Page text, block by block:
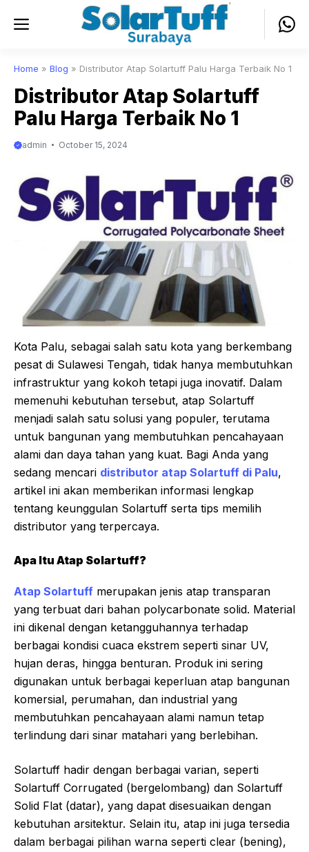
Menu
Home » Blog » Distributor Atap Solartuff Palu Harga Terbaik No 1
Distributor Atap Solartuff
Palu Harga Terbaik No 1
admin October 15, 2024
Kota Palu, sebagai salah satu kota yang berkembang
pesat di Sulawesi Tengah, tidak hanya membutuhkan
infrastruktur yang kokoh tetapi juga inovatif. Dalam
memenuhi kebutuhan tersebut, atap Solartuff
menjadi salah satu solusi yang populer, terutama
untuk bangunan yang membutuhkan pencahayaan
alami dan daya tahan yang kuat. Bagi Anda yang
sedang mencari distributor atap Solartuff di Palu,
artikel ini akan memberikan informasi lengkap
tentang keunggulan Solartuff serta tips memilih
distributor yang terpercaya.
Apa Itu Atap Solartuff?
Atap Solartuff merupakan jenis atap transparan
yang terbuat dari bahan polycarbonate solid. Material
ini dikenal dengan ketangguhannya terhadap
berbagai kondisi cuaca ekstrem seperti sinar UV,
hujan deras, hingga benturan. Produk ini sering
digunakan untuk berbagai keperluan atap bangunan
komersial, perumahan, dan industrial yang
membutuhkan pencahayaan alami namun tetap
terlindung dari sinar matahari yang berlebihan.
Solartuff hadir dengan berbagai varian, seperti
Solartuff Corrugated (bergelombang) dan Solartuff
Solid Flat (datar), yang dapat disesuaikan dengan
kebutuhan arsitektur. Selain itu, atap ini juga tersedia
dalam berbagai pilihan warna seperti clear (bening),